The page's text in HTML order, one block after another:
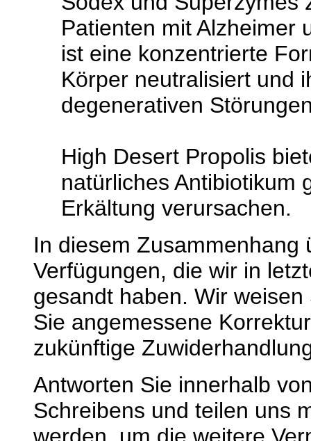
Patienten mit Alzheimer
ist eine konzentrierte
Körper neutralisiert und
degenerativen
High Desert Propolis
natürliches Antibiotikum
Erkältung verursachen.
In diesem
Verfügungen, die wir in
gesandt haben. Wir
Sie angemessene
zukünftige
Antworten Sie innerhalb
Schreibens und teilen uns